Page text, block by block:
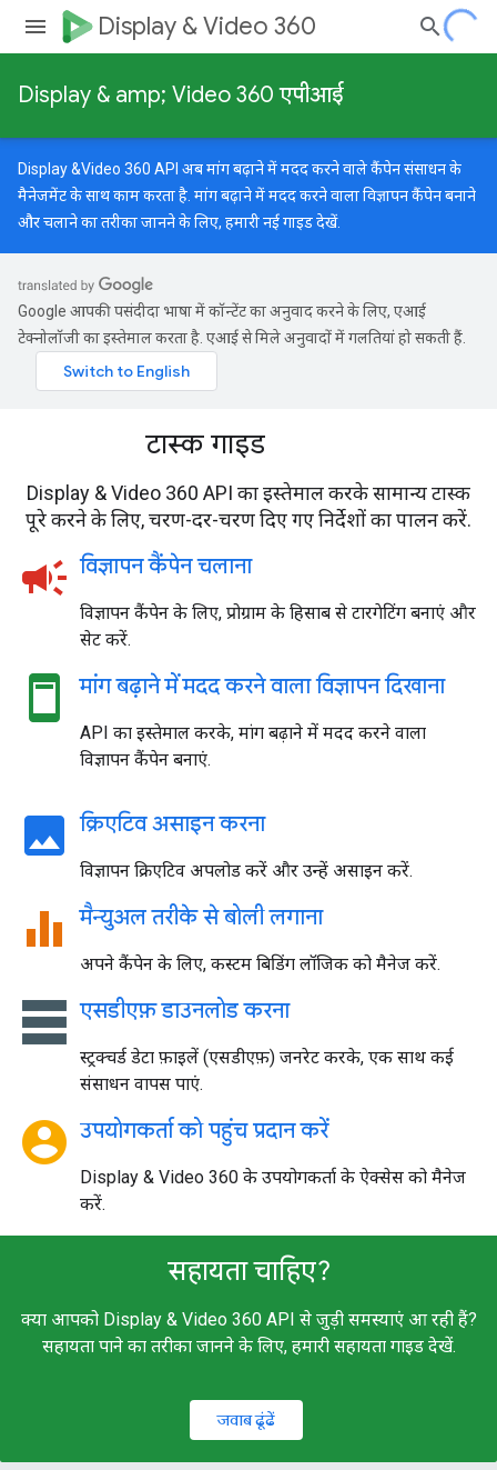
Display & Video 360
Display & amp; Video 360 एपीआई
Display &Video 360 API अब मांग बढ़ाने में मदद करने वाले कैंपेन संसाधन के
मैनेजमेंट के साथ काम करता है. मांग बढ़ाने में मदद करने वाला विज्ञापन कैंपेन बनाने
और चलाने का तरीका जानने के लिए, हमारीनई गाइडदेखें.
Google आपकी पसंदीदा भाषा में कॉन्टेंट का अनुवाद करने के लिए, एआई
टेक्नोलॉजी का इस्तेमाल करता है. एआई से मिले अनुवादों में गलतियां हो सकती हैं.
टास्क गाइड
Display & Video 360 API का इस्तेमाल करके सामान्य टास्क
पूरे करने के लिए, चरण-दर-चरण दिए गए निर्देशों का पालन करें.
campaign विज्ञापन कैंपेन चलाना
विज्ञापन कैंपेन के लिए, प्रोग्राम के हिसाब से टारगेटिंग बनाएं और
सेट करें.
ad_units मांग बढ़ाने में मदद करने वाला विज्ञापन दिखाना
API का इस्तेमाल करके, मांग बढ़ाने में मदद करने वाला
विज्ञापन कैंपेन बनाएं.
image क्रिएटिव असाइन करना
विज्ञापन क्रिएटिव अपलोड करें और उन्हें असाइन करें.
equalizer मैन्युअल तरीके से बोली लगाना
अपने कैंपेन के लिए, कस्टम बिडिंग लॉजिक को मैनेज करें.
table_rows एसडीएफ़ डाउनलोड करना
स्ट्रक्चर्ड डेटा फ़ाइलें (एसडीएफ़) जनरेट करके, एक साथ कई
संसाधन वापस पाएं.
account_circle उपयोगकर्ता को पहुंच प्रदान करें
Display & Video 360 के उपयोगकर्ता के ऐक्सेस को मैनेज
करें.
सहायता चाहिए?
क्या आपको Display & Video 360 API से जुड़ी समस्याएं आ रही हैं?
सहायता पाने का तरीका जानने के लिए, हमारी सहायता गाइड देखें.
जवाब ढूंढें